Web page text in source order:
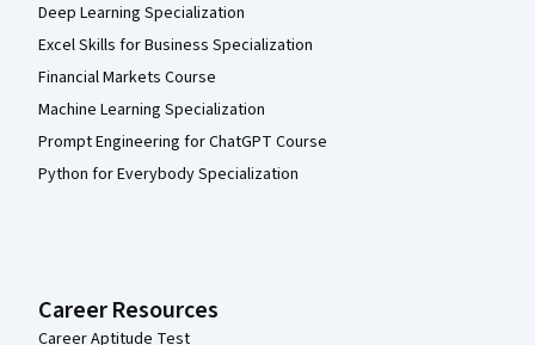
Deep Learning Specialization
Excel Skills for Business Specialization
Financial Markets Course
Machine Learning Specialization
Prompt Engineering for ChatGPT Course
Python for Everybody Specialization
Career Resources
Career Aptitude Test